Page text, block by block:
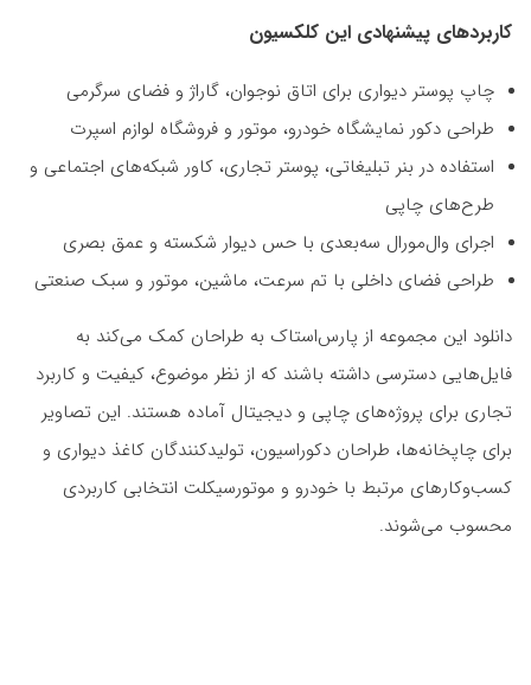
کاربردهای پیشنهادی این کلکسیون
چاپ پوستر دیواری برای اتاق نوجوان، گاراژ و فضای سرگرمی
طراحی دکور نمایشگاه خودرو، موتور و فروشگاه لوازم اسپرت
استفاده در بنر تبلیغاتی، پوستر تجاری، کاور شبکه‌های اجتماعی و
طرح‌های چاپی
اجرای وال‌مورال سه‌بعدی با حس دیوار شکسته و عمق بصری
طراحی فضای داخلی با تم سرعت، ماشین، موتور و سبک صنعتی
دانلود این مجموعه از پارس‌استاک به طراحان کمک می‌کند به
فایل‌هایی دسترسی داشته باشند که از نظر موضوع، کیفیت و کاربرد
تجاری برای پروژه‌های چاپی و دیجیتال آماده هستند. این تصاویر
برای چاپخانه‌ها، طراحان دکوراسیون، تولیدکنندگان کاغذ دیواری و
کسب‌وکارهای مرتبط با خودرو و موتورسیکلت انتخابی کاربردی
محسوب می‌شوند.